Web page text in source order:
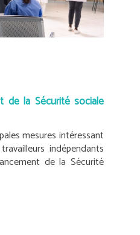
de la Sécurité sociale
mesures intéressant
indépendants
de la Sécurité